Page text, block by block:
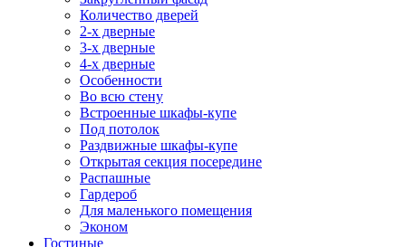
Количество дверей
2-х дверные
3-х дверные
4-х дверные
Особенности
Во всю стену
Встроенные шкафы-купе
Под потолок
Раздвижные шкафы-купе
Открытая секция посередине
Распашные
Гардероб
Для маленького помещения
Эконом
Гостиные